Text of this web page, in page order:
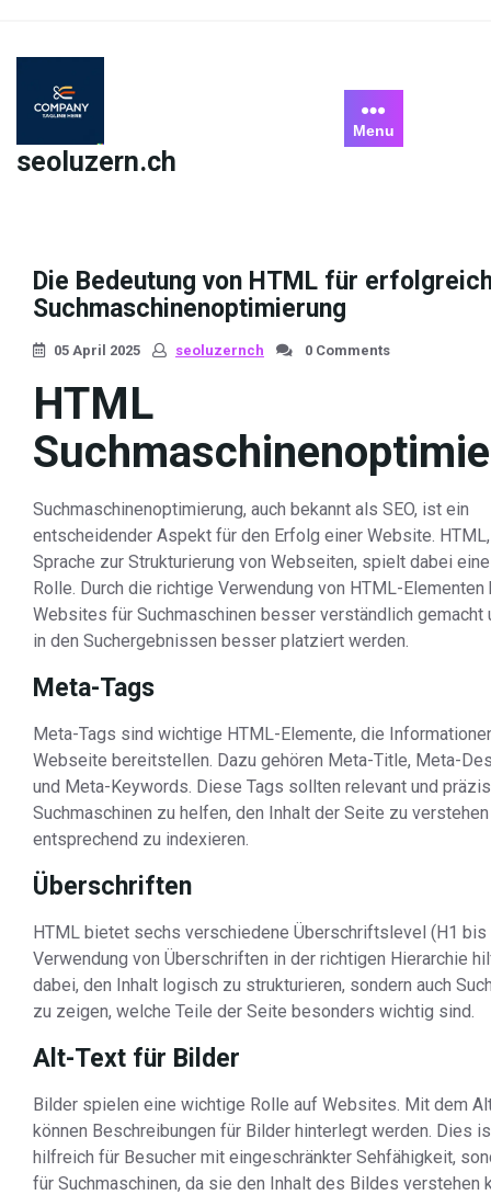
content
seoluzern.ch
Menu
Die Bedeutung von HTML für
Suchmaschinenoptimierung
05 April 2025 seoluzernch 0 Comments
HTML
Suchmaschinenoptimierung, auch bekannt als SEO, ist ein
entscheidender Aspekt für den Erfolg einer Website.
Sprache zur Strukturierung von Webseiten, spielt dabei
Rolle. Durch die richtige Verwendung von HTML-Elementen
Websites für Suchmaschinen besser verständlich gemacht
in den Suchergebnissen besser platziert werden.
Meta-Tags
Meta-Tags sind wichtige HTML-Elemente, die
Webseite bereitstellen. Dazu gehören Meta-Title, Meta-
und Meta-Keywords. Diese Tags sollten relevant und
Suchmaschinen zu helfen, den Inhalt der Seite zu
entsprechend zu indexieren.
Überschriften
HTML bietet sechs verschiedene Überschriftslevel (H1 bis
Verwendung von Überschriften in der richtigen Hierarchie
dabei, den Inhalt logisch zu strukturieren, sondern auch
zu zeigen, welche Teile der Seite besonders wichtig sind.
Alt-Text für Bilder
Bilder spielen eine wichtige Rolle auf Websites. Mit dem
können Beschreibungen für Bilder hinterlegt werden. Dies
hilfreich für Besucher mit eingeschränkter Sehfähigkeit,
für Suchmaschinen, da sie den Inhalt des Bildes verstehen